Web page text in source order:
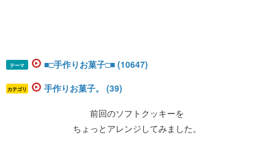
テーマ ■□手作りお菓子□■ (10647)
カテゴリ 手作りお菓子。 (39)
前回のソフトクッキーを
ちょっとアレンジしてみました。